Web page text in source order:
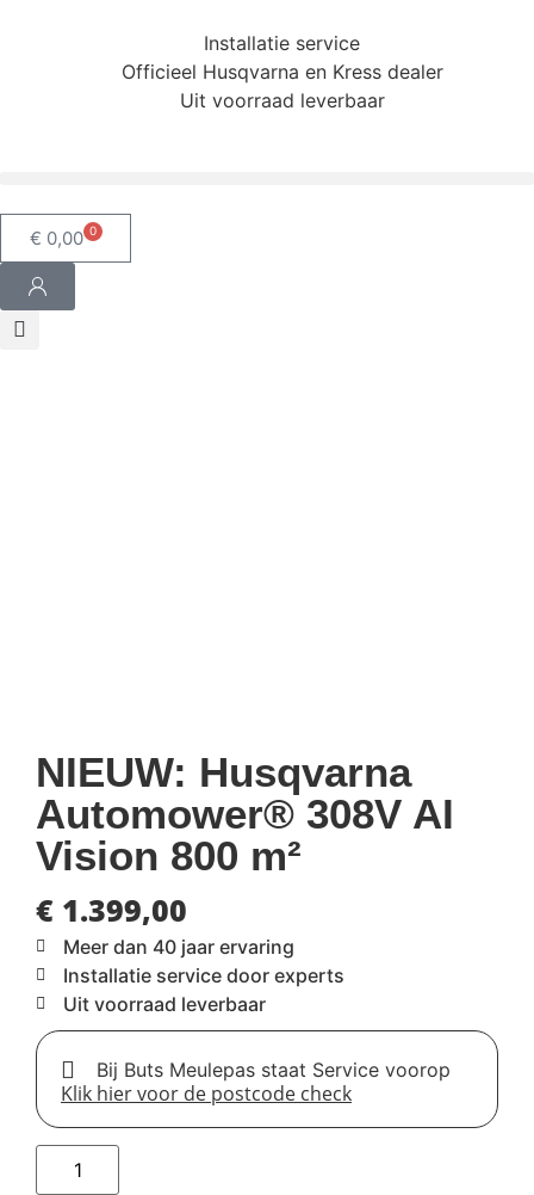
Installatie service
Officieel Husqvarna en Kress dealer
Uit voorraad leverbaar
€ 0,00 0
NIEUW: Husqvarna
Automower® 308V AI
Vision 800 m²
€ 1.399,00
Meer dan 40 jaar ervaring
Installatie service door experts
Uit voorraad leverbaar
Bij Buts Meulepas staat Service voorop
Klik hier voor de postcode check